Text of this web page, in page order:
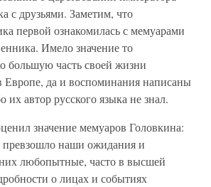
с друзьями. Заметим, что
первой ознакомилась с мемуарами
Имело значение то
большую часть своей жизни
Европе, да и воспоминания написаны
их автор русского языка не знал.
значение мемуаров Головкина:
превзошло наши ожидания и
любопытные, часто в высшей
о лицах и событиях